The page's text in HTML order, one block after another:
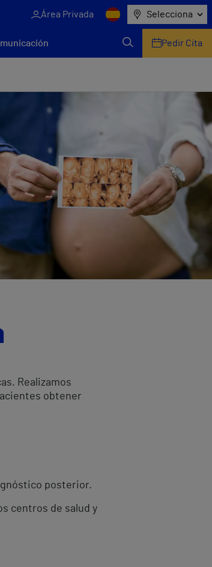
Área Privada Selecciona
Pedir Cita
Realizamos
obtener
posterior.
centros de salud y